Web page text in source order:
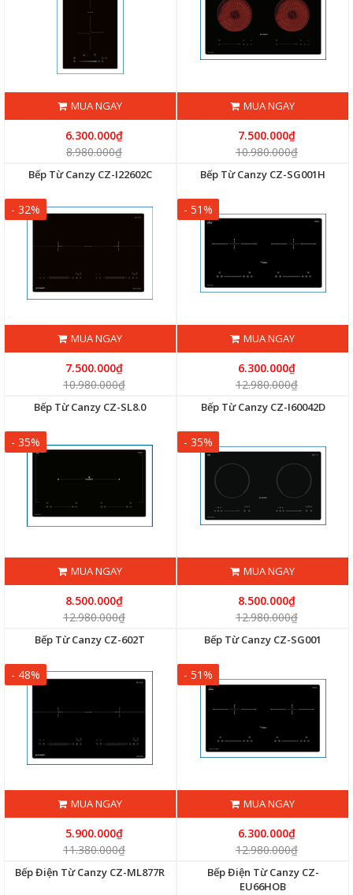
MUA NGAY
6.300.000₫
8.980.000₫
MUA NGAY
7.500.000₫
10.980.000₫
Bếp Từ Canzy CZ-I22602C
- 32%
MUA NGAY
7.500.000₫
10.980.000₫
Bếp Từ Canzy CZ-SG001H
- 51%
MUA NGAY
6.300.000₫
12.980.000₫
Bếp Từ Canzy CZ-SL8.0
- 35%
MUA NGAY
8.500.000₫
12.980.000₫
Bếp Từ Canzy CZ-I60042D
- 35%
MUA NGAY
8.500.000₫
12.980.000₫
Bếp Từ Canzy CZ-602T
- 48%
MUA NGAY
5.900.000₫
11.380.000₫
Bếp Từ Canzy CZ-SG001
- 51%
MUA NGAY
6.300.000₫
12.980.000₫
Bếp Điện Từ Canzy CZ-ML877R
Bếp Điện Từ Canzy CZ-
EU66HOB